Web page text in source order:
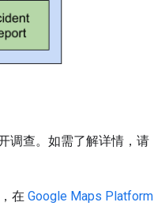
调查。如需了解详情，请
在 Google Maps Platform